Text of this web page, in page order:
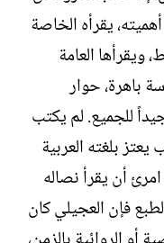
يقرأه الخاصة
ويقرأها العامة
باهرة، حوار
للجميع. لم يكتب
يعتز بلغته العربية
أن يقرأ نصاله
فإن العجيلي كان